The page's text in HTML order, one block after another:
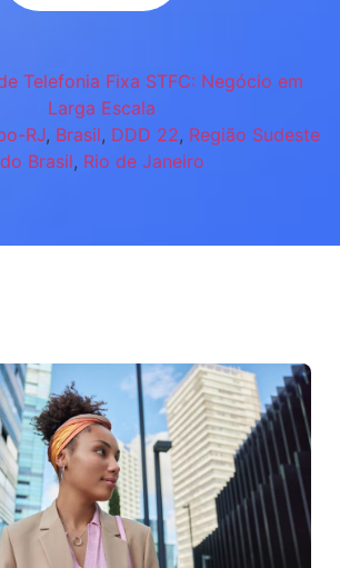
Telefonia Fixa STFC: Negócio em
Larga Escala
RJ, Brasil, DDD 22, Região Sudeste
do Brasil, Rio de Janeiro